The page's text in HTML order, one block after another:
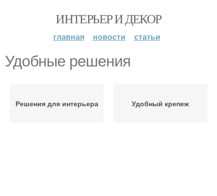
ИНТЕРЬЕР И ДЕКОР
главная новости статьи
Удобные решения
Решения для интерьера Удобный крепеж